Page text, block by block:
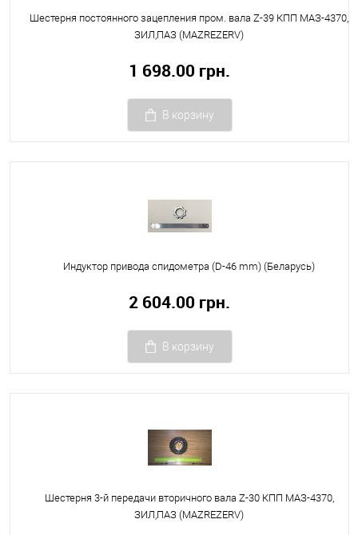
Шестерня постоянного зацепления пром. вала Z-39 КПП МАЗ-4370,
ЗИЛ,ПАЗ (MAZREZERV)
1 698.00 грн.
В корзину
Индуктор привода спидометра (D-46 mm) (Беларусь)
2 604.00 грн.
В корзину
Шестерня 3-й передачи вторичного вала Z-30 КПП МАЗ-4370,
ЗИЛ,ПАЗ (MAZREZERV)